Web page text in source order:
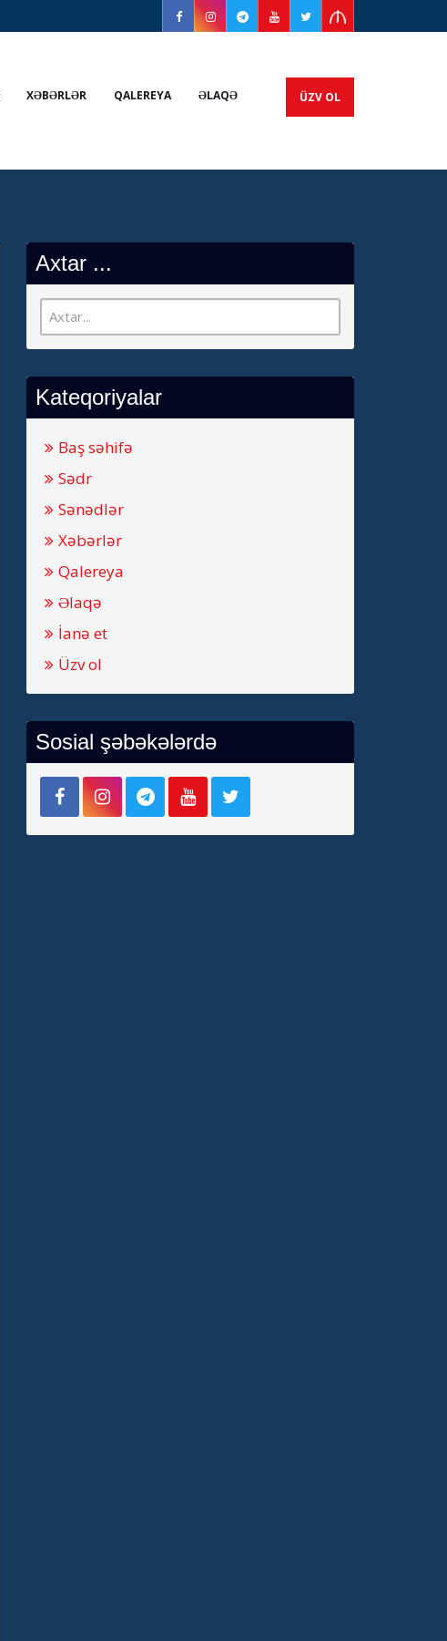
ÜZV OL
XƏBƏRLƏR QALEREYA ƏLAQƏ
Axtar ...
Kateqoriyalar
Baş səhifə
Sədr
Sənədlər
Xəbərlər
Qalereya
Əlaqə
İanə et
Üzv ol
Sosial şəbəkələrdə